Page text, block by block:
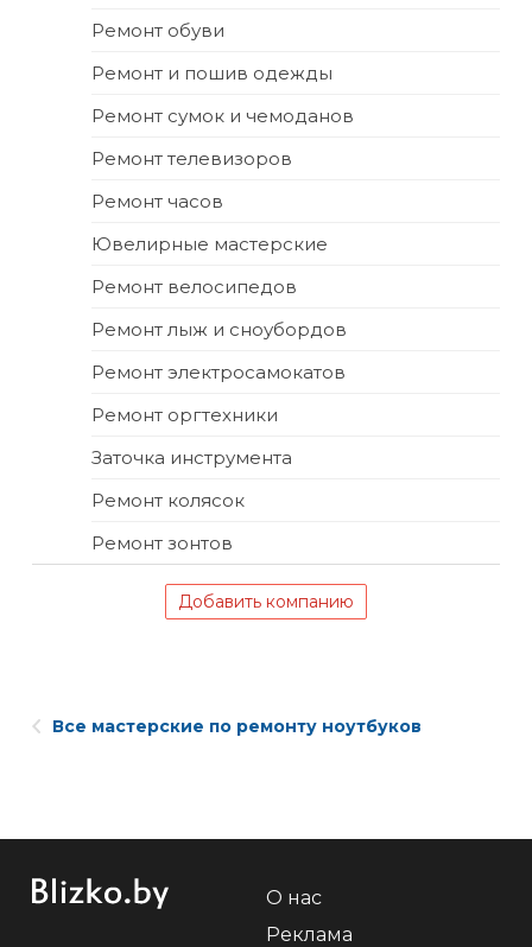
Ремонт обуви
Ремонт и пошив одежды
Ремонт сумок и чемоданов
Ремонт телевизоров
Ремонт часов
Ювелирные мастерские
Ремонт велосипедов
Ремонт лыж и сноубордов
Ремонт электросамокатов
Ремонт оргтехники
Заточка инструмента
Ремонт колясок
Ремонт зонтов
Добавить компанию
Все мастерские по ремонту ноутбуков
О нас
Реклама